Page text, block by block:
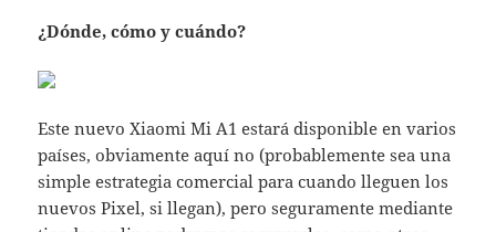
¿Dónde, cómo y cuándo?
Este nuevo Xiaomi Mi A1 estará disponible en varios
países, obviamente aquí no (probablemente sea una
simple estrategia comercial para cuando lleguen los
nuevos Pixel, si llegan), pero seguramente mediante